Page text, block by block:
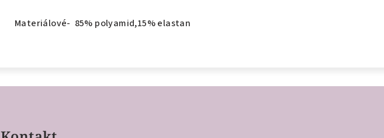
Materiálové- 85% polyamid,15% elastan